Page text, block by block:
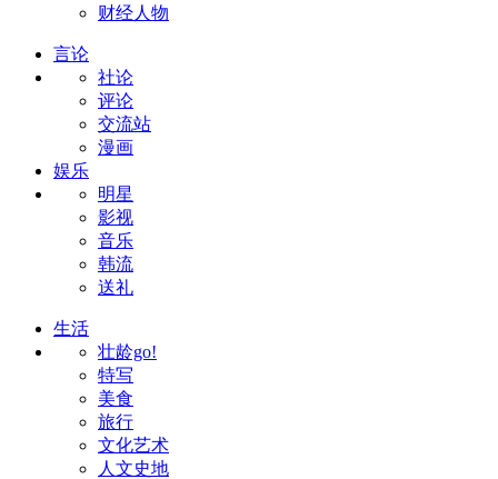
财经人物
言论
社论
评论
交流站
漫画
娱乐
明星
影视
音乐
韩流
送礼
生活
壮龄go!
特写
美食
旅行
文化艺术
人文史地